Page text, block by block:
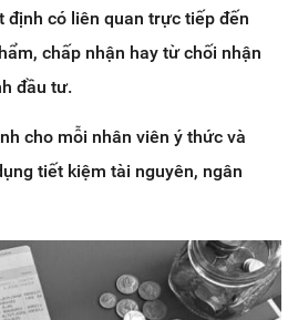
có liên quan trực tiếp đến
chấp nhận hay từ chối nhận
đầu tư.
cho mỗi nhân viên ý thức và
tiết kiệm tài nguyên, ngân